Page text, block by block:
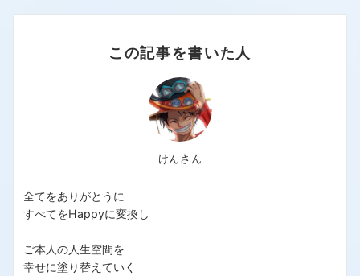
この記事を書いた人
けんさん
全てをありがとうに
すべてをHappyに変換し
ご本人の人生空間を
幸せに塗り替えていく